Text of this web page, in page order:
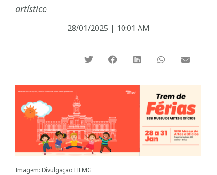
artístico
28/01/2025 | 10:01 AM
Imagem: Divulgação FIEMG